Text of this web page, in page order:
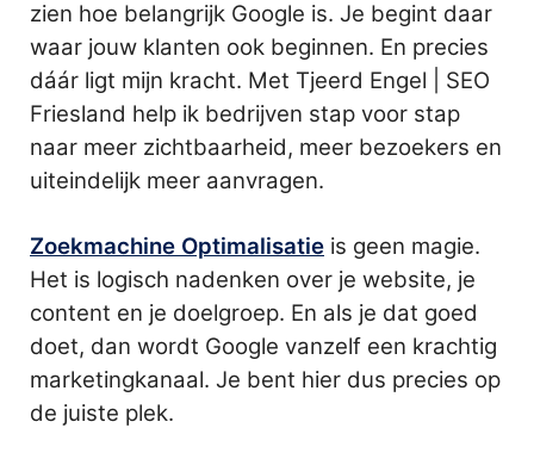
zien hoe belangrijk Google is. Je begint daar
waar jouw klanten ook beginnen. En precies
dáár ligt mijn kracht. Met Tjeerd Engel | SEO
Friesland help ik bedrijven stap voor stap
naar meer zichtbaarheid, meer bezoekers en
uiteindelijk meer aanvragen.
Zoekmachine Optimalisatie is geen magie.
Het is logisch nadenken over je website, je
content en je doelgroep. En als je dat goed
doet, dan wordt Google vanzelf een krachtig
marketingkanaal. Je bent hier dus precies op
de juiste plek.